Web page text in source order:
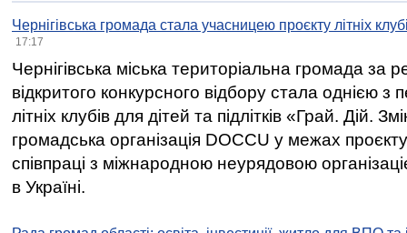
Чернігівська громада стала учасницею проєкту літніх
17:17
Чернігівська міська територіальна громада за
відкритого конкурсного відбору стала однією
літніх клубів для дітей та підлітків «Грай. Дій.
громадська організація DOCCU у межах
співпраці з міжнародною неурядовою
в Україні.